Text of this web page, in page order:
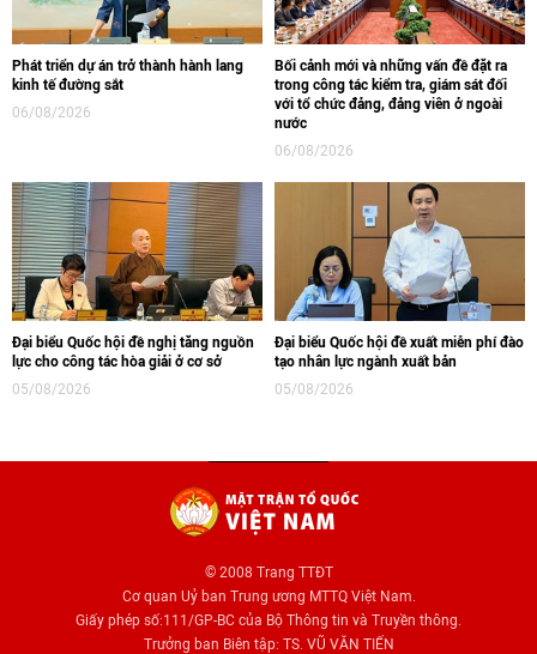
Phát triển dự án trở thành hành lang
kinh tế đường sắt
06/08/2026
Bối cảnh mới và những vấn đề đặt ra
trong công tác kiểm tra, giám sát đối
với tổ chức đảng, đảng viên ở ngoài
nước
06/08/2026
Đại biểu Quốc hội đề nghị tăng nguồn
lực cho công tác hòa giải ở cơ sở
05/08/2026
Đại biểu Quốc hội đề xuất miễn phí đào
tạo nhân lực ngành xuất bản
05/08/2026
© 2008 Trang TTĐT
Cơ quan Uỷ ban Trung ương MTTQ Việt Nam.
Giấy phép số:111/GP-BC của Bộ Thông tin và Truyền thông.
Trưởng ban Biên tập: TS. VŨ VĂN TIẾN